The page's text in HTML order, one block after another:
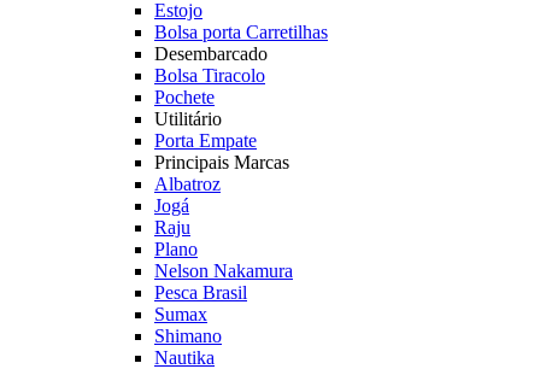
Estojo
Bolsa porta Carretilhas
Desembarcado
Bolsa Tiracolo
Pochete
Utilitário
Porta Empate
Principais Marcas
Albatroz
Jogá
Raju
Plano
Nelson Nakamura
Pesca Brasil
Sumax
Shimano
Nautika